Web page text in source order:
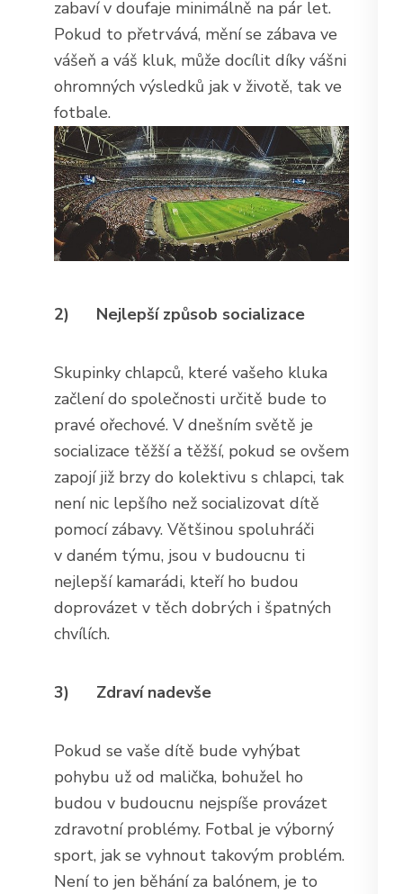
zabaví v doufaje minimálně na pár let.
Pokud to přetrvává, mění se zábava ve
vášeň a váš kluk, může docílit díky vášni
ohromných výsledků jak v životě, tak ve
fotbale.
2) Nejlepší způsob socializace
Skupinky chlapců, které vašeho kluka
začlení do společnosti určitě bude to
pravé ořechové. V dnešním světě je
socializace těžší a těžší, pokud se ovšem
zapojí již brzy do kolektivu s chlapci, tak
není nic lepšího než socializovat dítě
pomocí zábavy. Většinou spoluhráči
v daném týmu, jsou v budoucnu ti
nejlepší kamarádi, kteří ho budou
doprovázet v těch dobrých i špatných
chvílích.
3) Zdraví nadevše
Pokud se vaše dítě bude vyhýbat
pohybu už od malička, bohužel ho
budou v budoucnu nejspíše provázet
zdravotní problémy. Fotbal je výborný
sport, jak se vyhnout takovým problém.
Není to jen běhání za balónem, je to